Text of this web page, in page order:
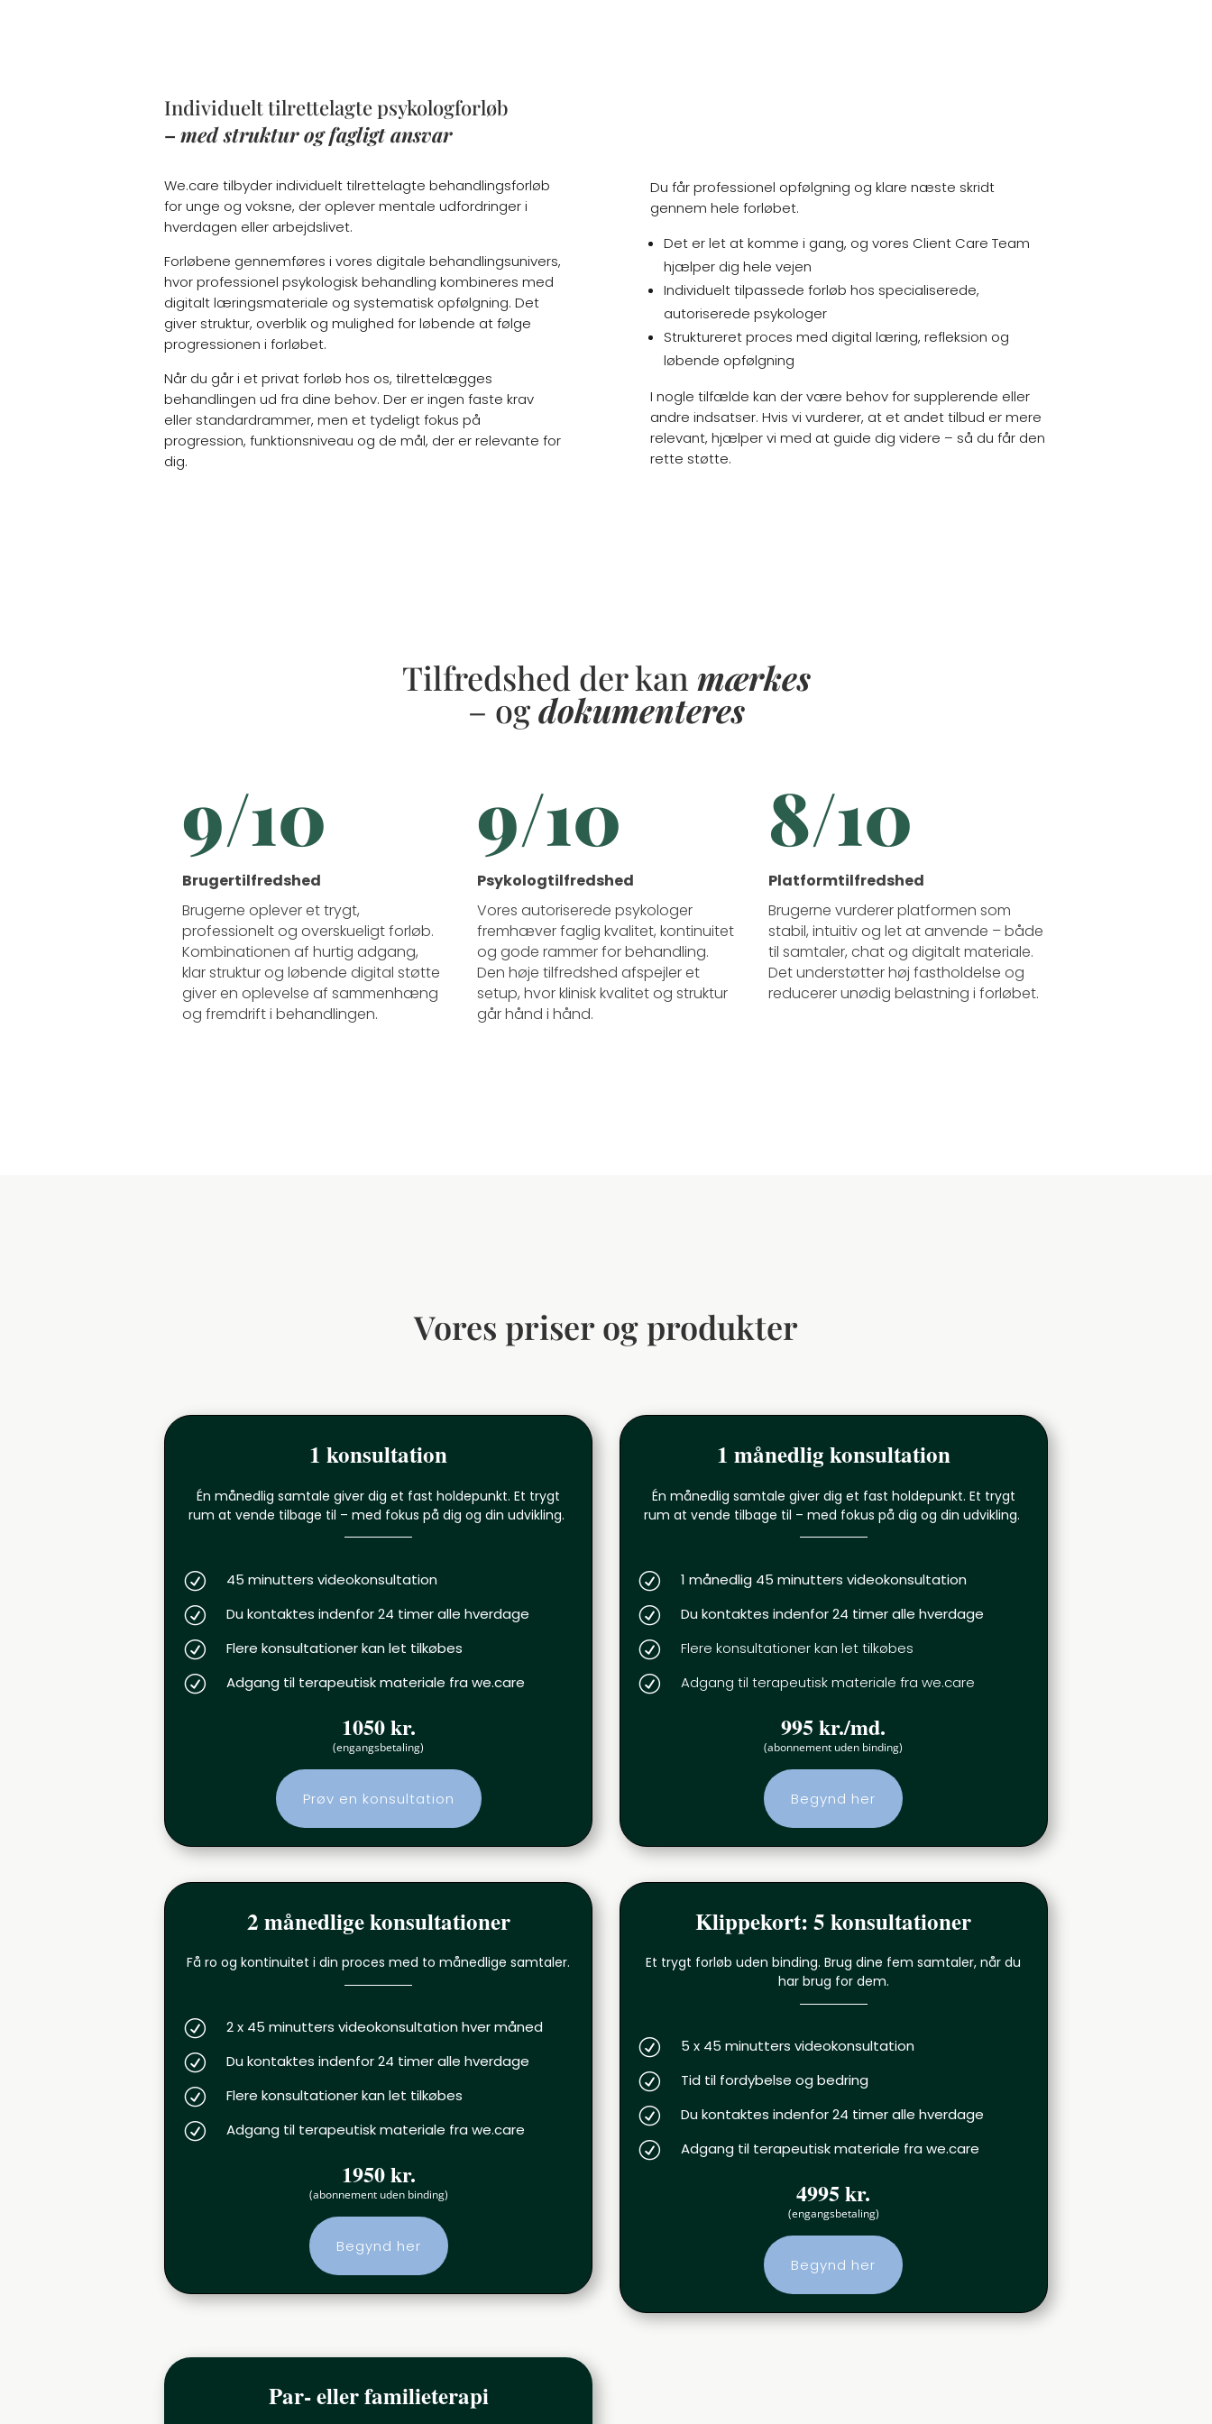
Individuelt tilrettelagte psykologforløb
–med struktur og fagligt ansvar
We.care tilbyder individuelt tilrettelagte behandlingsforløb
for unge og voksne, der oplever mentale udfordringer i
hverdagen eller arbejdslivet.
Forløbene gennemføres i vores digitale behandlingsunivers,
hvor professionel psykologisk behandling kombineres med
digitalt læringsmateriale og systematisk opfølgning. Det
giver struktur, overblik og mulighed for løbende at følge
progressionen i forløbet.
Når du går i et privat forløb hos os, tilrettelægges
behandlingen ud fra dine behov. Der er ingen faste krav
eller standardrammer, men et tydeligt fokus på
progression, funktionsniveau og de mål, der er relevante for
dig.
Du får professionel opfølgning og klare næste skridt
gennem hele forløbet.
Det er let at komme i gang, og vores Client Care Team
hjælper dig hele vejen
Individuelt tilpassede forløb hos specialiserede,
autoriserede psykologer
Struktureret proces med digital læring, refleksion og
løbende opfølgning
I nogle tilfælde kan der være behov for supplerende eller
andre indsatser. Hvis vi vurderer, at et andet tilbud er mere
relevant, hjælper vi med at guide dig videre – så du får den
rette støtte.
Tilfredshed der kan mærkes
– ogdokumenteres
9/10
Brugertilfredshed
Brugerne oplever et trygt,
professionelt og overskueligt forløb.
Kombinationen af hurtig adgang,
klar struktur og løbende digital støtte
giver en oplevelse af sammenhæng
og fremdrift i behandlingen.
9/10
Psykologtilfredshed
Vores autoriserede psykologer
fremhæver faglig kvalitet, kontinuitet
og gode rammer for behandling.
Den høje tilfredshed afspejler et
setup, hvor klinisk kvalitet og struktur
går hånd i hånd.
8/10
Platformtilfredshed
Brugerne vurderer platformen som
stabil, intuitiv og let at anvende – både
til samtaler, chat og digitalt materiale.
Det understøtter høj fastholdelse og
reducerer unødig belastning i forløbet.
Vores priser og produkter
1 konsultation
Én månedlig samtale giver dig et fast holdepunkt. Et trygt
rum at vende tilbage til – med fokus på dig og din udvikling.
R 45 minutters videokonsultation
R Du kontaktes indenfor 24 timer alle hverdage
R Flere konsultationer kan let tilkøbes
R Adgang til terapeutisk materiale fra we.care
1050 kr.
(engangsbetaling)
Prøv en konsultation
1 månedlig konsultation
Én månedlig samtale giver dig et fast holdepunkt. Et trygt
rum at vende tilbage til – med fokus på dig og din udvikling.
R 1 månedlig 45 minutters videokonsultation
R Du kontaktes indenfor 24 timer alle hverdage
R Flere konsultationer kan let tilkøbes
R Adgang til terapeutisk materiale fra we.care
995 kr./md.
(abonnement uden binding)
Begynd her
2 månedlige konsultationer
Få ro og kontinuitet i din proces med to månedlige samtaler.
R 2 x 45 minutters videokonsultation hver måned
R Du kontaktes indenfor 24 timer alle hverdage
R Flere konsultationer kan let tilkøbes
R Adgang til terapeutisk materiale fra we.care
1950 kr.
(abonnement uden binding)
Begynd her
Klippekort: 5 konsultationer
Et trygt forløb uden binding. Brug dine fem samtaler, når du
har brug for dem.
R 5 x 45 minutters videokonsultation
R Tid til fordybelse og bedring
R Du kontaktes indenfor 24 timer alle hverdage
R Adgang til terapeutisk materiale fra we.care
4995 kr.
(engangsbetaling)
Begynd her
Par- eller familieterapi